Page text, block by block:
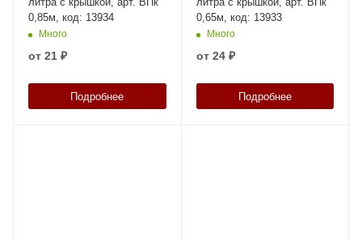
0,85м, код: 13934
Много
от 21 ₽
Подробнее
0,65м, код: 13933
Много
от 24 ₽
Подробнее